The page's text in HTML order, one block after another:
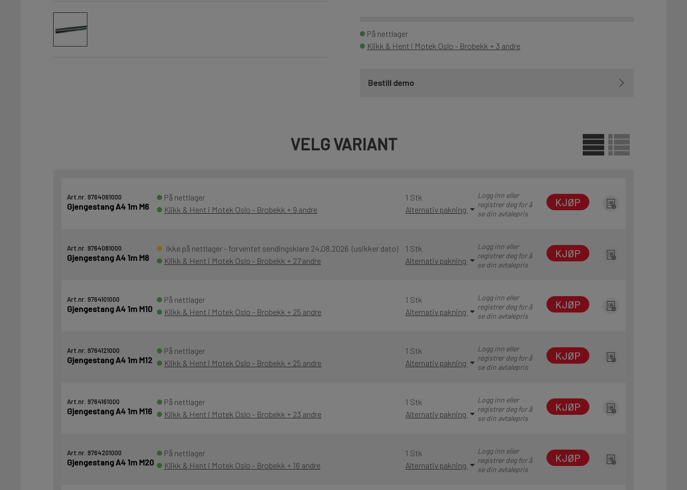
På nettlager
Klikk & Hent i Motek Oslo - Brobekk + 3 andre
Bestill demo
VELG VARIANT
Art.nr. 9764061000
Gjengestang A4 1m M6
På nettlager
Klikk & Hent i Motek Oslo - Brobekk + 9 andre
1 Stk
Alternativ pakning
Logg inn eller
registrer deg for å
se din avtalepris
KJØP
Art.nr. 9764081000
Gjengestang A4 1m M8
Ikke på nettlager - forventet sendingsklare 24.08.2026 (usikker dato)
Klikk & Hent i Motek Oslo - Brobekk + 27 andre
1 Stk
Alternativ pakning
Logg inn eller
registrer deg for å
se din avtalepris
KJØP
Art.nr. 9764101000
Gjengestang A4 1m M10
På nettlager
Klikk & Hent i Motek Oslo - Brobekk + 25 andre
1 Stk
Alternativ pakning
Logg inn eller
registrer deg for å
se din avtalepris
KJØP
Art.nr. 9764121000
Gjengestang A4 1m M12
På nettlager
Klikk & Hent i Motek Oslo - Brobekk + 25 andre
1 Stk
Alternativ pakning
Logg inn eller
registrer deg for å
se din avtalepris
KJØP
Art.nr. 9764161000
Gjengestang A4 1m M16
På nettlager
Klikk & Hent i Motek Oslo - Brobekk + 23 andre
1 Stk
Alternativ pakning
Logg inn eller
registrer deg for å
se din avtalepris
KJØP
Art.nr. 9764201000
Gjengestang A4 1m M20
På nettlager
Klikk & Hent i Motek Oslo - Brobekk + 16 andre
1 Stk
Alternativ pakning
Logg inn eller
registrer deg for å
se din avtalepris
KJØP